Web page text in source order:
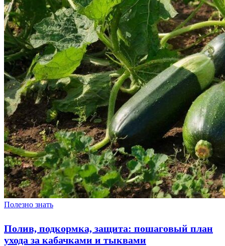
Полезно знать
Полив, подкормка, защита: пошаговый план
ухода за кабачками и тыквами